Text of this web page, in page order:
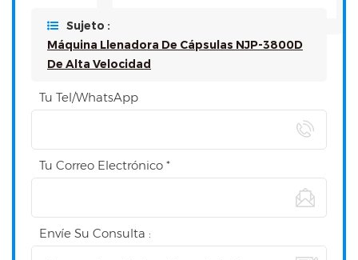
Sujeto :
Máquina Llenadora De Cápsulas NJP-3800D
De Alta Velocidad
Tu Tel/WhatsApp
Tu Correo Electrónico *
Envíe Su Consulta :